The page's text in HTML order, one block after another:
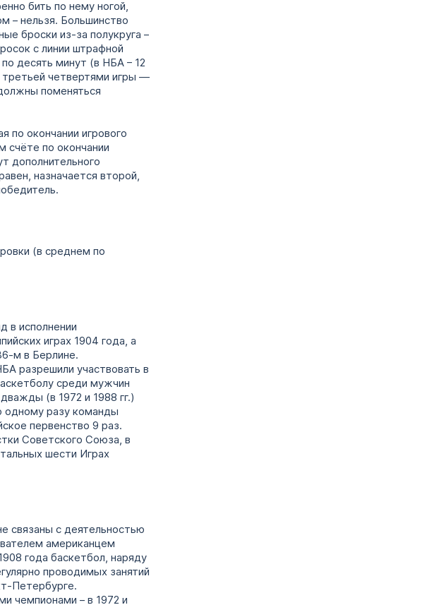
бить по нему ногой,
– нельзя. Большинство
броски из-за полукруга –
с линии штрафной
десять минут (в НБА – 12
четвертями игры —
поменяться
по окончании игрового
счёте по окончании
дополнительного
назначается второй,
(в среднем по
в исполнении
играх 1904 года, а
м в Берлине.
разрешили участвовать в
среди мужчин
(в 1972 и 1988 гг.)
одному разу команды
первенство 9 раз.
Советского Союза, в
шести Играх
связаны с деятельностью
американцем
года баскетбол, наряду
проводимых занятий
Петербурге.
чемпионами – в 1972 и